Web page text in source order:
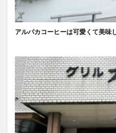
アルパカコーヒーは可愛くて美味